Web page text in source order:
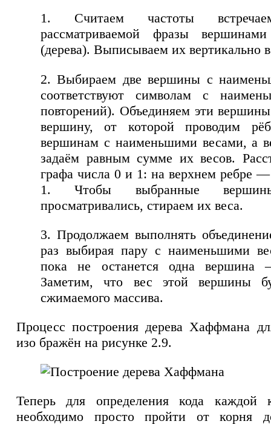
1. Считаем частоты
рассматриваемой фразы
(дерева). Выписываем их вертикально
2. Выбираем две вершины с
соответствуют символам с
повторений). Объединяем эти
вершину, от которой проводим
вершинам с наименьшими весами, а
задаём равным сумме их весов.
графа числа 0 и 1: на верхнем
1. Чтобы выбранные
просматривались, стираем их веса.
3. Продолжаем выполнять
раз выбирая пару с наименьшими
пока не останется одна вершина
Заметим, что вес этой вершины
сжимаемого массива.
Процесс построения дерева Хаффмана
изо бражён на рисунке 2.9.
Теперь для определения кода каждой
необходимо просто пройти от корня